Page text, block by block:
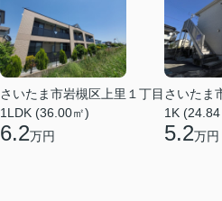
さいたま市岩槻区上里１丁目
1LDK (36.00㎡)
6.2万円
さいたま
1K
5.2万円